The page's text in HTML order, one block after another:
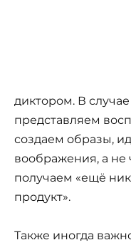
диктором. В
представляем
создаем образы,
воображения, а не
получаем «ещё
продукт».
Также иногда